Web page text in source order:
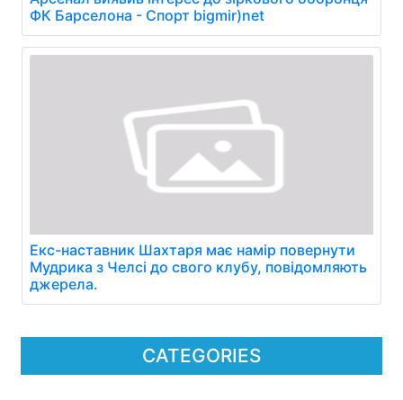
CATEGORIES
ФК Барселона - Спорт bigmir)net
Екс-наставник Шахтаря має намір повернути
Мудрика з Челсі до свого клубу, повідомляють
джерела.